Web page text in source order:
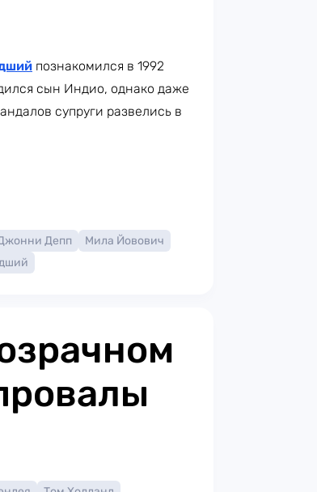
познакомился в 1992
сын Индио, однако даже
супруги развелись в
Депп
Мила Йовович